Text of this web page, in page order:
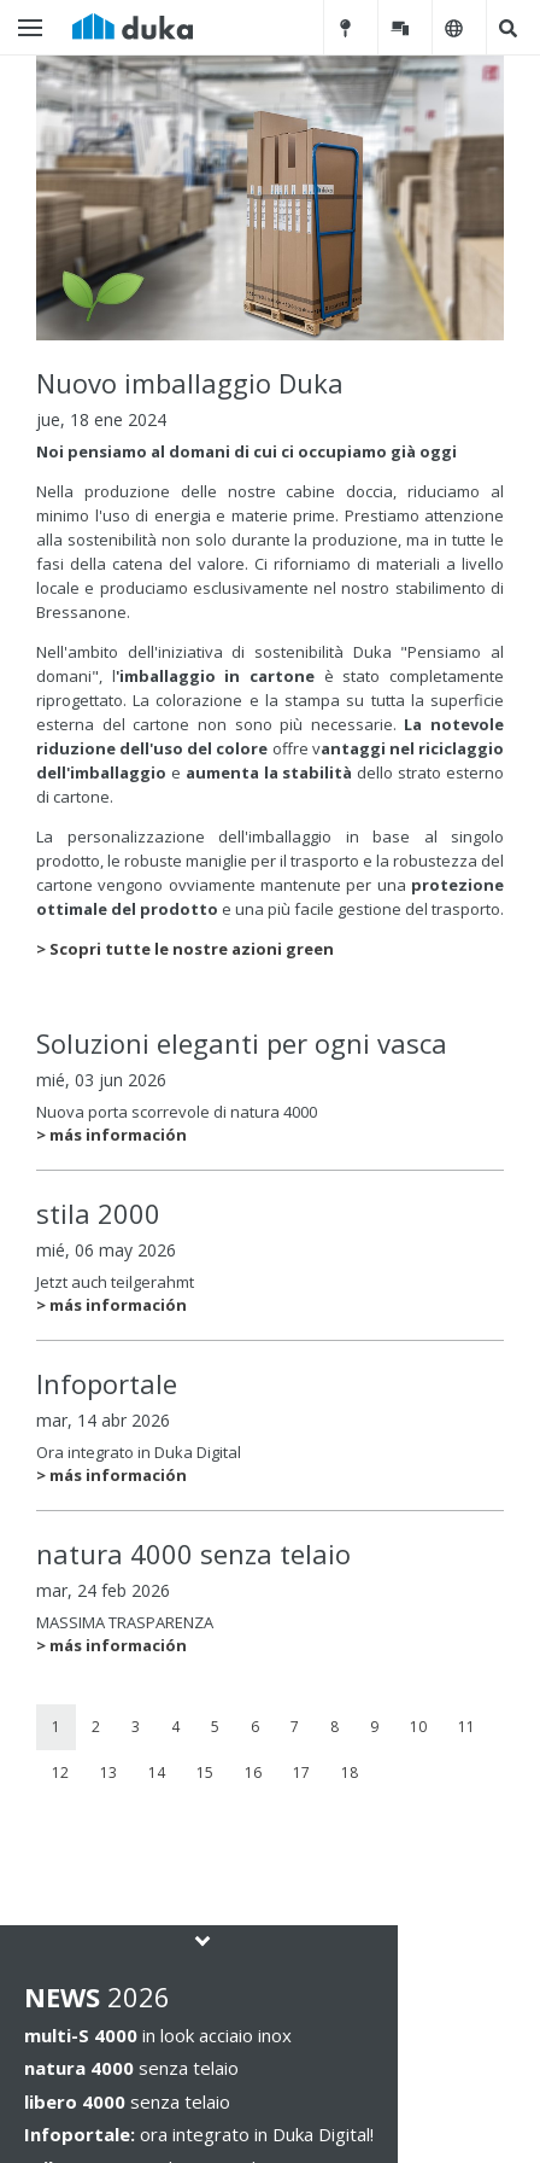
Nuovo imballaggio Duka
jue, 18 ene 2024
Noi pensiamo al domani di cui ci occupiamo già oggi
Nella produzione delle nostre cabine doccia, riduciamo al
minimo l'uso di energia e materie prime. Prestiamo attenzione
alla sostenibilità non solo durante la produzione, ma in tutte le
fasi della catena del valore. Ci riforniamo di materiali a livello
locale e produciamo esclusivamente nel nostro stabilimento di
Bressanone.
Nell'ambito dell'iniziativa di sostenibilità Duka "Pensiamo al
domani", l'imballaggio in cartone è stato completamente
riprogettato. La colorazione e la stampa su tutta la superficie
esterna del cartone non sono più necessarie. La notevole
riduzione dell'uso del colore offre vantaggi nel riciclaggio
dell'imballaggio e aumenta la stabilità dello strato esterno
di cartone.
La personalizzazione dell'imballaggio in base al singolo
prodotto, le robuste maniglie per il trasporto e la robustezza del
cartone vengono ovviamente mantenute per una protezione
ottimale del prodotto e una più facile gestione del trasporto.
> Scopri tutte le nostre azioni green
Soluzioni eleganti per ogni vasca
mié, 03 jun 2026
Nuova porta scorrevole di natura 4000
> más información
stila 2000
mié, 06 may 2026
Jetzt auch teilgerahmt
> más información
Infoportale
mar, 14 abr 2026
Ora integrato in Duka Digital
> más información
natura 4000 senza telaio
mar, 24 feb 2026
MASSIMA TRASPARENZA
> más información
1 2 3 4 5 6 7 8 9 10 11
12 13 14 15 16 17 18
NEWS 2026
multi-S 4000 in look acciaio inox
natura 4000 senza telaio
libero 4000 senza telaio
Infoportale: ora integrato in Duka Digital!